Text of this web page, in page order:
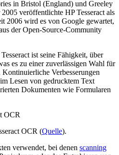
in Bristol (England) und Greeley
veröffentlichte HP Tesseract als
2006 wird es von Google gewartet,
der Open-Source-Community
ist seine Fähigkeit, über
es zu einer zuverlässigen Wahl für
Verbesserungen
Lesen von gedrucktem Text
Dokumenten wie Formularen
OCR (Quelle).
verwendet, bei denen scanning